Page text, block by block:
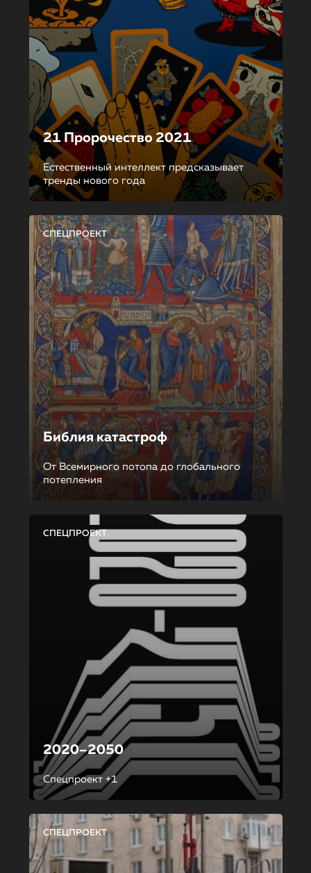
21 Пророчество 2021
Естественный интеллект предсказывает
тренды нового года
СПЕЦПРОЕКТ
Библия катастроф
От Всемирного потопа до глобального
потепления
СПЕЦПРОЕКТ
2020–2050
Спецпроект +1
СПЕЦПРОЕКТ